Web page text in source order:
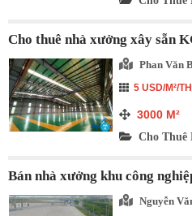
Cho thuê nhà xưởng xây sẵn
Phan Văn
5 USD/M²/
3000 M²
Cho Thuê
Bán nhà xưởng khu công
Nguyễn